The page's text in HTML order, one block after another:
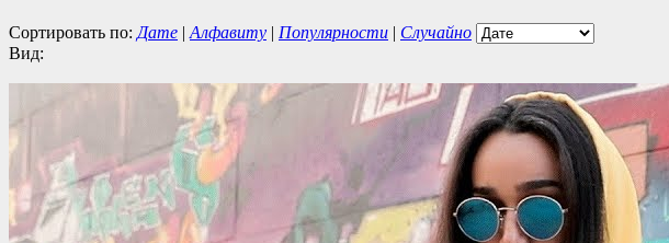
Сортировать по: Дате | Алфавиту | Популярности | Случайно
Вид: